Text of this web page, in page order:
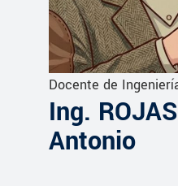
Docente de
Ing.
Antonio